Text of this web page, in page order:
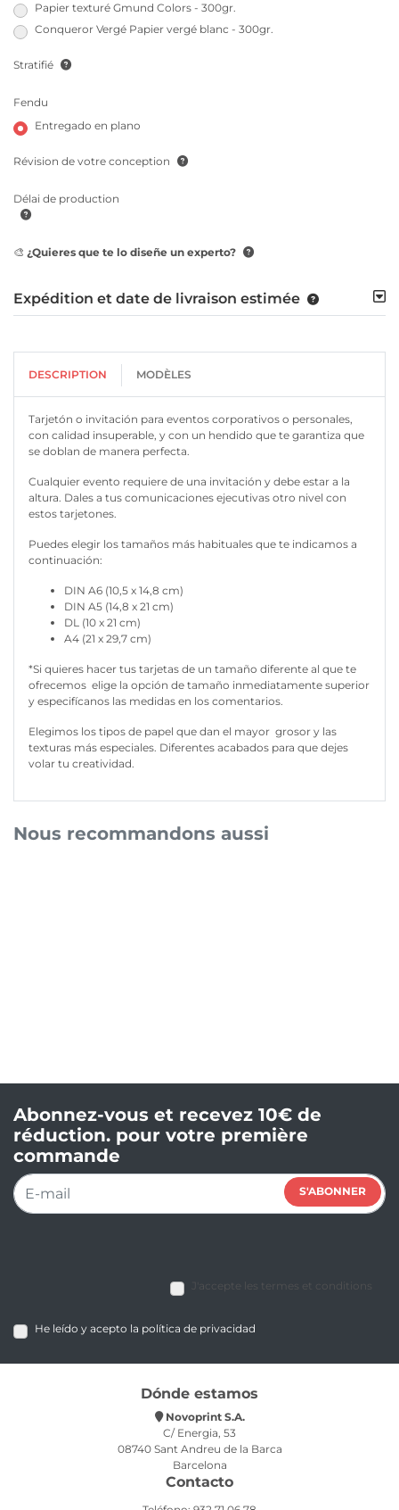
Papier texturé Gmund Colors - 300gr.
Conqueror Vergé Papier vergé blanc - 300gr.
Stratifié
Fendu
Entregado en plano
Révision de votre conception
Délai de production
🎨 ¿Quieres que te lo diseñe un experto?
Expédition et date de livraison estimée
DESCRIPTION MODÈLES
Tarjetón o invitación para eventos corporativos o personales,
con calidad insuperable, y con un hendido que te garantiza que
se doblan de manera perfecta.
Cualquier evento requiere de una invitación y debe estar a la
altura. Dales a tus comunicaciones ejecutivas otro nivel con
estos tarjetones.
Puedes elegir los tamaños más habituales que te indicamos a
continuación:
DIN A6 (10,5 x 14,8 cm)
DIN A5 (14,8 x 21 cm)
DL (10 x 21 cm)
A4 (21 x 29,7 cm)
*Si quieres hacer tus tarjetas de un tamaño diferente al que te
ofrecemos elige la opción de tamaño inmediatamente superior
y especifícanos las medidas en los comentarios.
Elegimos los tipos de papel que dan el mayor grosor y las
texturas más especiales. Diferentes acabados para que dejes
volar tu creatividad.
Nous recommandons aussi
Abonnez-vous et recevez 10€ de
réduction. pour votre première
commande
S'ABONNER
J'accepte les termes et conditions
He leído y acepto la política de privacidad
Dónde estamos
Novoprint S.A.
C/ Energia, 53
08740 Sant Andreu de la Barca
Barcelona
Contacto